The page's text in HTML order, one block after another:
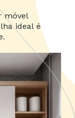
móvel
ideal é